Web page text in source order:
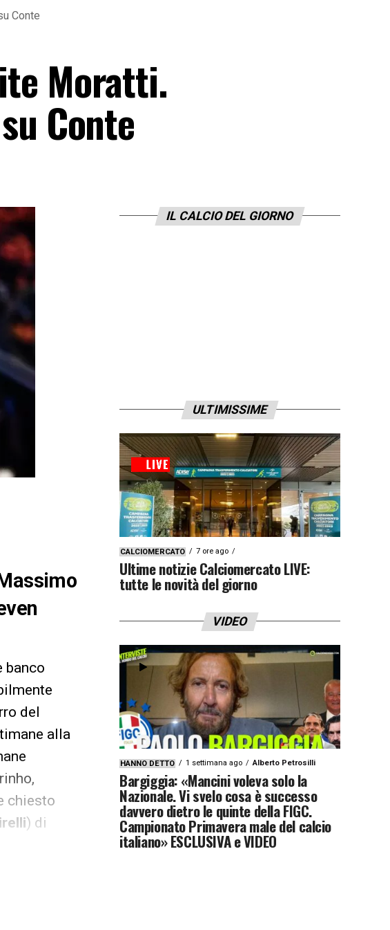
Conte
Moratti.
Conte
banco
del
alla
chiesto
) di
però: sia
IL CALCIO DEL GIORNO
ULTIMISSIME
CALCIOMERCATO 7 ore ago
Ultime notizie Calciomercato LIVE:
tutte le novità del giorno
VIDEO
HANNO DETTO 1 settimana ago Alberto Petrosilli
Bargiggia: «Mancini voleva solo la
Nazionale. Vi svelo cosa è successo
davvero dietro le quinte della FIGC.
Campionato Primavera male del calcio
italiano» ESCLUSIVA e VIDEO